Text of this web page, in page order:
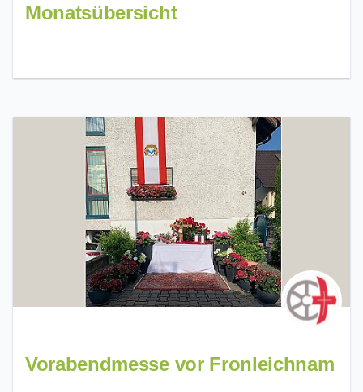
Monatsübersicht
Vorabendmesse vor Fronleichnam